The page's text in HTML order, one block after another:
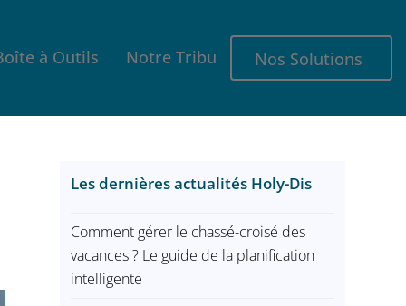
à Outils Notre Tribu Nos Solutions
Les dernières actualités Holy-Dis
Comment gérer le chassé-croisé des
vacances ? Le guide de la planification
intelligente